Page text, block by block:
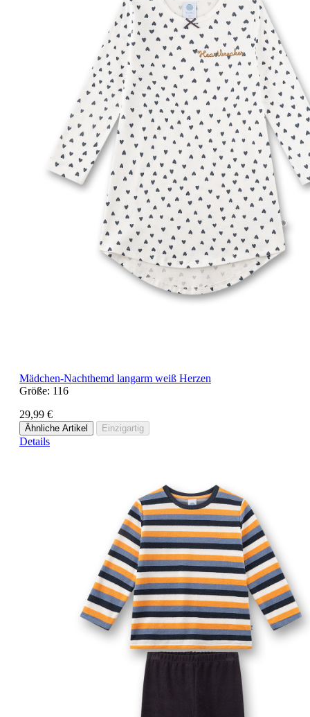
Mädchen-Nachthemd langarm weiß Herzen
Größe: 116
29,99 €
Ähnliche Artikel Einzigartig
Details